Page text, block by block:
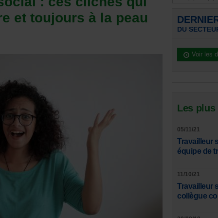
et toujours à la peau
DU
Voir les
Les plus
05/11/21
Travailleur
équipe de
11/10/21
Travailleur
collègue